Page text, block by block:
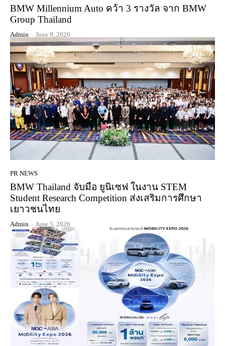
BMW Millennium Auto คว้า 3 รางวัล จาก BMW
Group Thailand
Admin - June 9, 2026
PR NEWS
BMW Thailand จับมือ ยูนิเซฟ ในงาน STEM
Student Research Competition ส่งเสริมการศึกษา
เยาวชนไทย
Admin - June 5, 2026